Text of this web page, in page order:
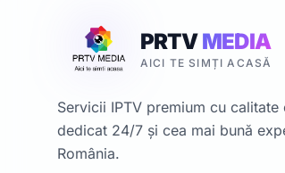
PRTVMEDIA
AICI TE SIMȚI ACASĂ
Servicii IPTV premium cu
dedicat 24/7 și cea mai bună
România.